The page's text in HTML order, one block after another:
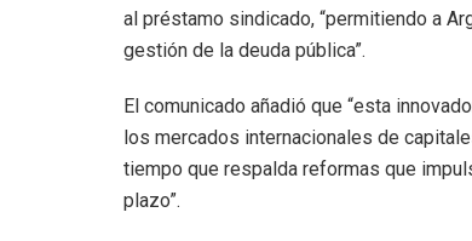
al préstamo sindicado, “permitiendo a
gestión de la deuda pública”.
El comunicado añadió que “esta
los mercados internacionales de
tiempo que respalda reformas que
plazo”.